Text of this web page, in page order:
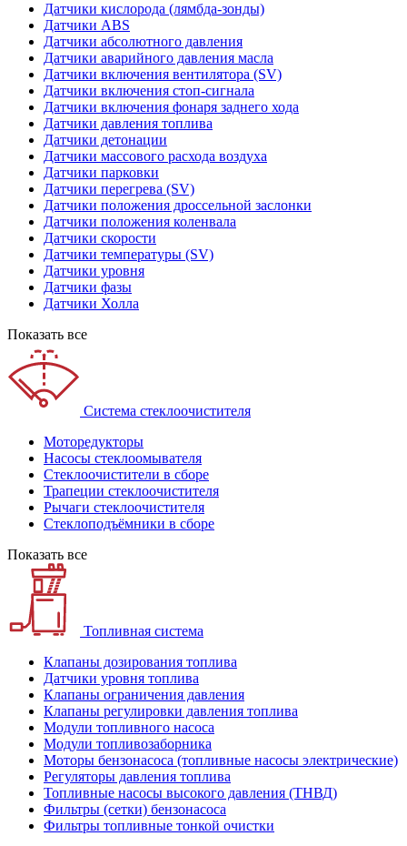
Датчики кислорода (лямбда-зонды)
Датчики ABS
Датчики абсолютного давления
Датчики аварийного давления масла
Датчики включения вентилятора (SV)
Датчики включения стоп-сигнала
Датчики включения фонаря заднего хода
Датчики давления топлива
Датчики детонации
Датчики массового расхода воздуха
Датчики парковки
Датчики перегрева (SV)
Датчики положения дроссельной заслонки
Датчики положения коленвала
Датчики скорости
Датчики температуры (SV)
Датчики уровня
Датчики фазы
Датчики Холла
Показать все
Система стеклоочистителя
Моторедукторы
Насосы стеклоомывателя
Стеклоочистители в сборе
Трапеции стеклоочистителя
Рычаги стеклоочистителя
Стеклоподъёмники в сборе
Показать все
Топливная система
Клапаны дозирования топлива
Датчики уровня топлива
Клапаны ограничения давления
Клапаны регулировки давления топлива
Модули топливного насоса
Модули топливозаборника
Моторы бензонасоса (топливные насосы электрические)
Регуляторы давления топлива
Топливные насосы высокого давления (ТНВД)
Фильтры (сетки) бензонасоса
Фильтры топливные тонкой очистки